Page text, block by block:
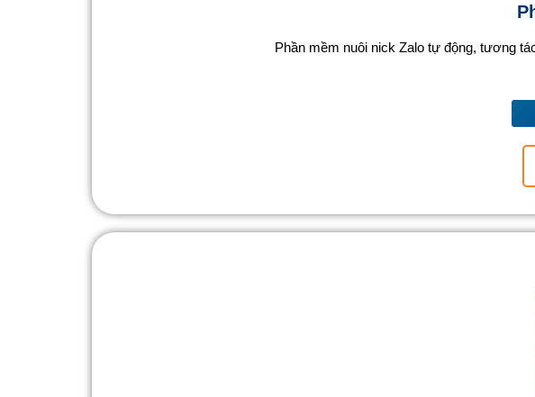
Phần mềm nuôi nick Zalo tự động, tương